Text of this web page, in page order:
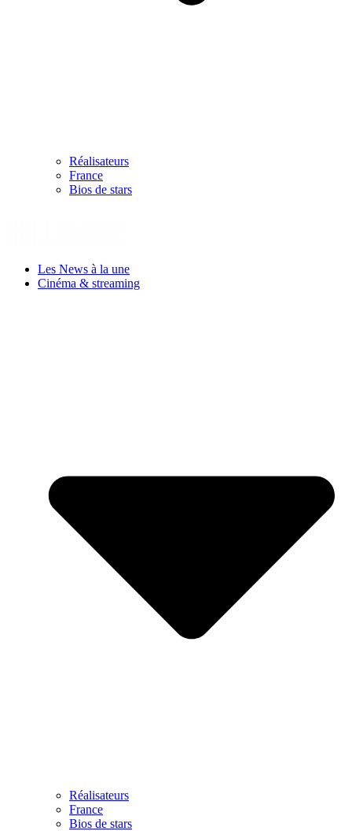
Réalisateurs
France
Bios de stars
Les News à la une
Cinéma & streaming
Réalisateurs
France
Bios de stars